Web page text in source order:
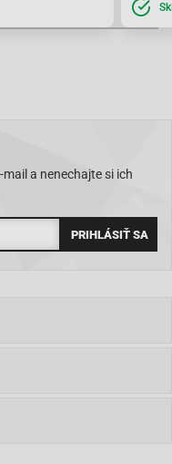
a nenechajte si ich